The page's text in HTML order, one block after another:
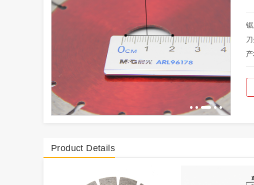
Product Details